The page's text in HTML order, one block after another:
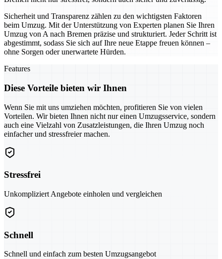
Sicherheit und Transparenz zählen zu den wichtigsten Faktoren
beim Umzug. Mit der Unterstützung von Experten planen Sie Ihren
Umzug von A nach Bremen präzise und strukturiert. Jeder Schritt ist
abgestimmt, sodass Sie sich auf Ihre neue Etappe freuen können –
ohne Sorgen oder unerwartete Hürden.
Features
Diese Vorteile bieten wir Ihnen
Wenn Sie mit uns umziehen möchten, profitieren Sie von vielen
Vorteilen. Wir bieten Ihnen nicht nur einen Umzugsservice, sondern
auch eine Vielzahl von Zusatzleistungen, die Ihren Umzug noch
einfacher und stressfreier machen.
Stressfrei
Unkompliziert Angebote einholen und vergleichen
Schnell
Schnell und einfach zum besten Umzugsangebot